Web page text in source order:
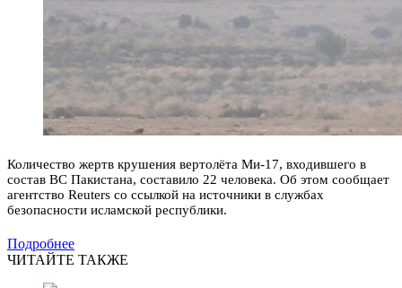
Количество жертв крушения вертолёта Ми-17, входившего в
состав ВС Пакистана, составило 22 человека. Об этом сообщает
агентство Reuters со ссылкой на источники в службах
безопасности исламской республики.
Подробнее
ЧИТАЙТЕ ТАКЖЕ